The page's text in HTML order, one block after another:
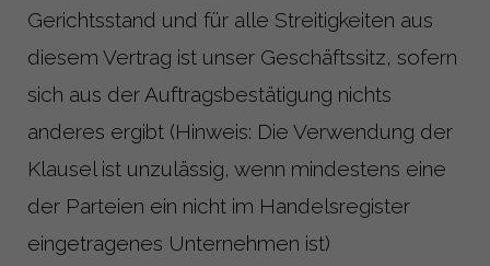
Gerichtsstand und für alle Streitigkeiten aus
diesem Vertrag ist unser Geschäftssitz, sofern
sich aus der Auftragsbestätigung nichts
anderes ergibt (Hinweis: Die Verwendung der
Klausel ist unzulässig, wenn mindestens eine
der Parteien ein nicht im Handelsregister
eingetragenes Unternehmen ist)